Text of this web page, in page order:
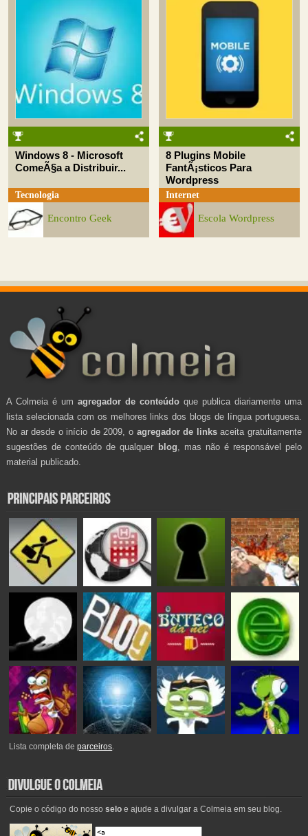
Windows 8 - Microsoft
ComeÃ§a a Distribuir...
Tecnologia
Encontro Geek
8 Plugins Mobile
FantÃ¡sticos Para
Wordpress
Internet
Escola Wordpress
A Colmeia é um agregador de conteúdo que publica diariamente uma
lista selecionada com os melhores links dos blogs de língua portuguesa.
No ar desde o início de 2009, o agregador de linksaceita gratuitamente
sugestões de conteúdo de qualquer blog , mas não é responsável pelo
material publicado.
Lista completa deparceiros.
Copie o código do nosso seloe ajude a divulgar a Colmeia em seu blog.